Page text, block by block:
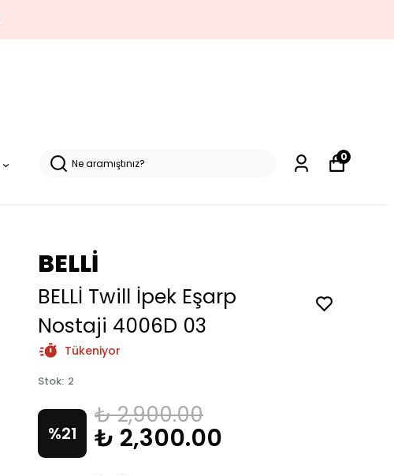
0
BELLİ
BELLİ Twill İpek Eşarp
Nostaji 4006D 03
Tükeniyor
Stok: 2
%21
₺ 2,900.00
₺ 2,300.00